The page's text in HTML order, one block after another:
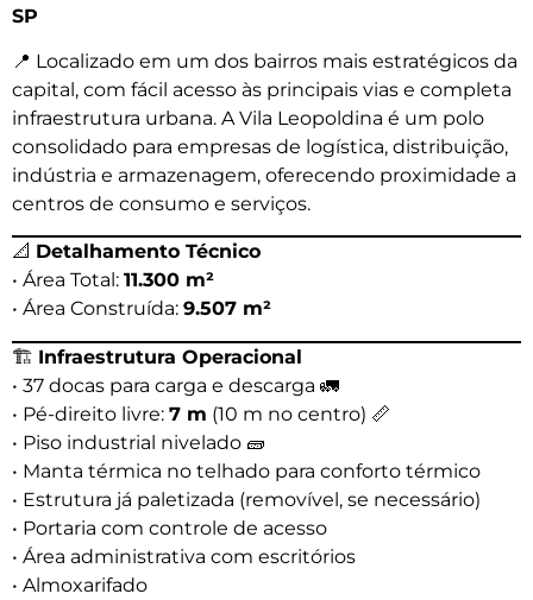
SP
📍 Localizado em um dos bairros mais estratégicos da
capital, com fácil acesso às principais vias e completa
infraestrutura urbana. A Vila Leopoldina é um polo
consolidado para empresas de logística, distribuição,
indústria e armazenagem, oferecendo proximidade a
centros de consumo e serviços.
📐 Detalhamento Técnico
• Área Total: 11.300 m²
• Área Construída: 9.507 m²
🏗️ Infraestrutura Operacional
• 37 docas para carga e descarga 🚛
• Pé-direito livre: 7 m (10 m no centro) 📏
• Piso industrial nivelado 🧱
• Manta térmica no telhado para conforto térmico
• Estrutura já paletizada (removível, se necessário)
• Portaria com controle de acesso
• Área administrativa com escritórios
• Almoxarifado